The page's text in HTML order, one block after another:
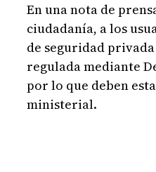
En una nota de
ciudadanía, a los
de seguridad
regulada mediante
por lo que deben
ministerial.